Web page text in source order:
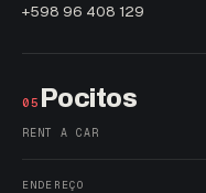
+598 96 408 129
05 Pocitos
RENT A CAR
ENDEREÇO